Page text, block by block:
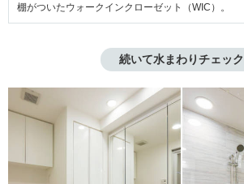
棚がついたウォークインクローゼット（WIC）。
続いて水まわりチェック